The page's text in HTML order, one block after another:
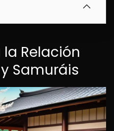
Relación
Samuráis